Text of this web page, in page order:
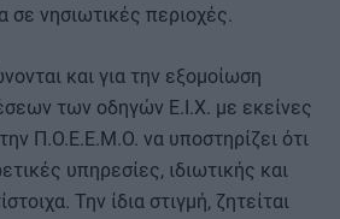
σε νησιωτικές περιοχές.
και για την εξομοίωση
των οδηγών Ε.Ι.Χ. με εκείνες
Π.Ο.Ε.Ε.Μ.Ο. να υποστηρίζει ότι
υπηρεσίες, ιδιωτικής και
Την ίδια στιγμή, ζητείται